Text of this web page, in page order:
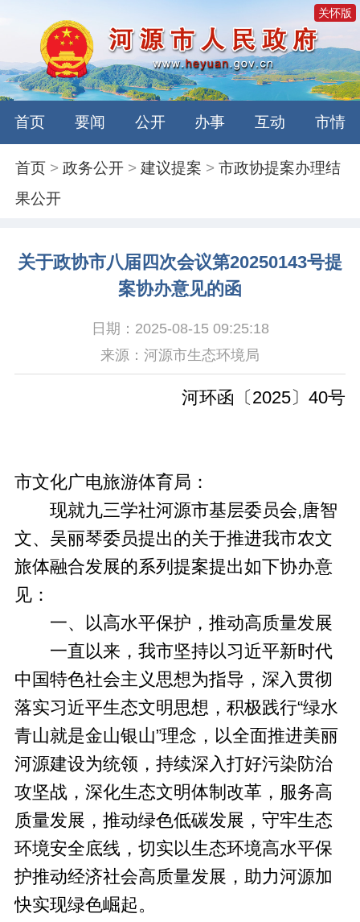
关怀版
首页 要闻 公开 办事 互动 市情
首页 >政务公开 >建议提案 >市政协提案办理结
果公开
关于政协市八届四次会议第20250143号提
案协办意见的函
日期：2025-08-15 09:25:18
来源：河源市生态环境局
河环函〔2025〕40号
市文化广电旅游体育局：
现就九三学社河源市基层委员会,唐智
文、吴丽琴委员提出的关于推进我市农文
旅体融合发展的系列提案提出如下协办意
见：
一、以高水平保护，推动高质量发展
一直以来，我市坚持以习近平新时代
中国特色社会主义思想为指导，深入贯彻
落实习近平生态文明思想，积极践行“绿水
青山就是金山银山”理念，以全面推进美丽
河源建设为统领，持续深入打好污染防治
攻坚战，深化生态文明体制改革，服务高
质量发展，推动绿色低碳发展，守牢生态
环境安全底线，切实以生态环境高水平保
护推动经济社会高质量发展，助力河源加
快实现绿色崛起。